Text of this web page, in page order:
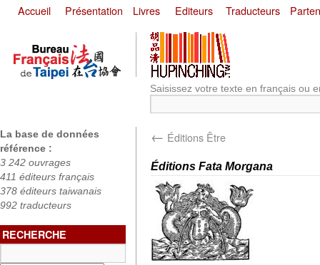
Accueil Présentation Livres Editeurs Traducteurs
Saisissez votre texte en français ou
La base de données
référence :
3 242 ouvrages
411 éditeurs français
378 éditeurs taiwanais
992 traducteurs
RECHERCHE
← Éditions Être
Éditions Fata Morgana